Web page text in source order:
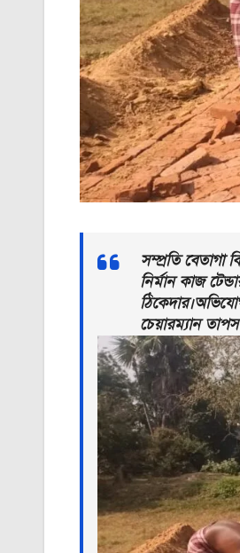
সম্প্রতি বেতাগা
নির্মান কাজ
চেয়ারম্যান তাপস